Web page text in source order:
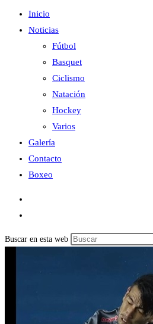
Inicio
Noticias
Fútbol
Basquet
Ciclismo
Natación
Hockey
Varios
Galería
Contacto
Boxeo
Buscar en esta web